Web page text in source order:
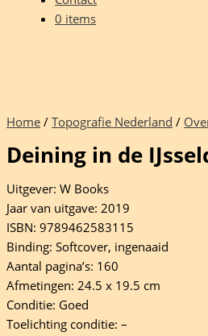
0 items
Home / Topografie Nederland /
Deining in de
Uitgever: W Books
Jaar van uitgave: 2019
ISBN: 9789462583115
Binding: Softcover, ingenaaid
Aantal pagina’s: 160
Afmetingen: 24.5 x 19.5 cm
Conditie: Goed
Toelichting conditie: –